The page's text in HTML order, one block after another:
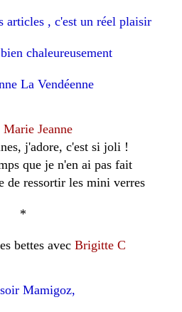
articles , c'est un réel plaisir
chaleureusement
La Vendéenne
Jeanne
j'adore, c'est si joli !
que je n'en ai pas fait
de ressortir les mini verres
*
bettes avec Brigitte C
Mamigoz,